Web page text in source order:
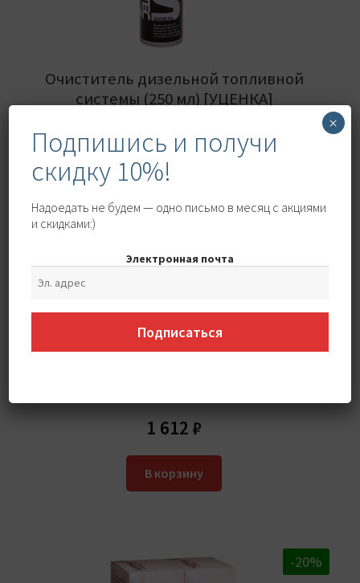
Очиститель дизельной топливной
системы (250 мл) [УЦЕНКА]
702 ₽
цена
составляла
702 ₽.
500 ₽
цена:
-20%
1 612 ₽
В корзину
-20%
Подпишись и получи
скидку 10%!
Надоедать не будем — одно письмо в месяц с акциями
и скидками:)
Электронная почта
Подписаться
×